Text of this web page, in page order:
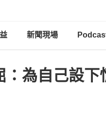
新聞現場
：為自己設下